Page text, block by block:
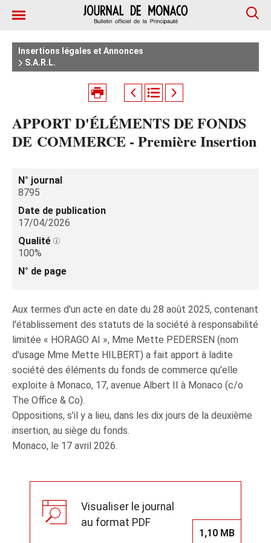
Insertions légales et Annonces
S.A.R.L.
APPORT D'ÉLÉMENTS DE FONDS
DE COMMERCE - Première Insertion
N° journal
8795
Date de publication
17/04/2026
Qualité
100%
N° de page
Aux termes d'un acte en date du 28 août 2025, contenant
l'établissement des statuts de la société à responsabilité
limitée « HORAGO AI », Mme Mette PEDERSEN (nom
d'usage Mme Mette HILBERT) a fait apport à ladite
société des éléments du fonds de commerce qu'elle
exploite à Monaco, 17, avenue Albert II à Monaco (c/o
The Office & Co).
Oppositions, s'il y a lieu, dans les dix jours de la deuxième
insertion, au siège du fonds.
Monaco, le 17 avril 2026.
Visualiser le journal
au format PDF
1,10 MB